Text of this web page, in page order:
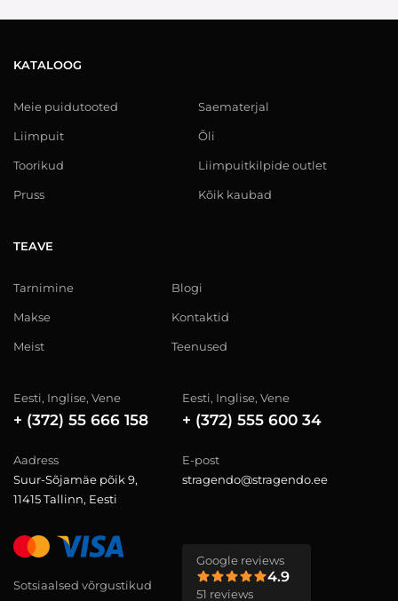
KATALOOG
Meie puidutooted
Liimpuit
Toorikud
Pruss
Saematerjal
Õli
Liimpuitkilpide outlet
Kõik kaubad
TEAVE
Tarnimine
Makse
Meist
Blogi
Kontaktid
Teenused
Eesti, Inglise, Vene
+ (372) 55 666 158
Eesti, Inglise, Vene
+ (372) 555 600 34
Aadress
Suur-Sõjamäe põik 9,
11415 Tallinn, Eesti
E-post
stragendo@stragendo.ee
Sotsiaalsed võrgustikud
Google reviews
4.9
51 reviews